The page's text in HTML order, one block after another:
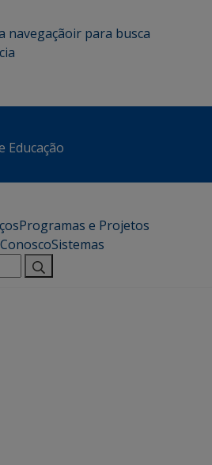
navegaçãoir para busca
Educação
Programas e Projetos
Sistemas